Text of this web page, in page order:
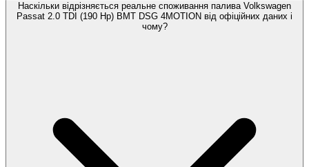
Наскільки відрізняється реальне споживання палива Volkswagen
Passat 2.0 TDI (190 Hp) BMT DSG 4MOTION від офіційних даних і
чому?